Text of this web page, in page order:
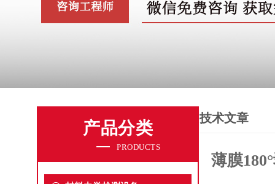
产品分类
PRODUCTS
技术文章
薄膜